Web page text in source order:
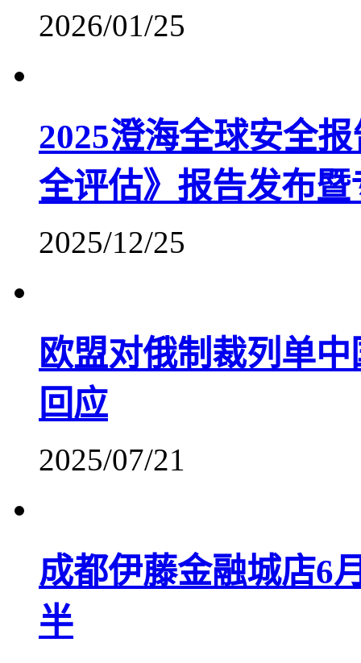
2026/01/25
2025澄海全球安全
全评估》报告发布
2025/12/25
欧盟对俄制裁列单
回应
2025/07/21
成都伊藤金融城店6
半